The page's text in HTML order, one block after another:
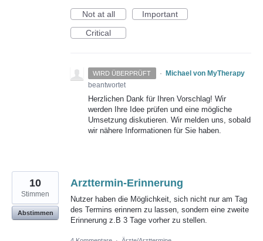
Not at all
Important
Critical
WIRD ÜBERPRÜFT · Michael von MyTherapy
beantwortet
Herzlichen Dank für Ihren Vorschlag! Wir
werden Ihre Idee prüfen und eine mögliche
Umsetzung diskutieren. Wir melden uns, sobald
wir nähere Informationen für Sie haben.
Arzttermin-Erinnerung
Nutzer haben die Möglichkeit, sich nicht nur am Tag
des Termins erinnern zu lassen, sondern eine zweite
Erinnerung z.B 3 Tage vorher zu stellen.
10
Stimmen
Abstimmen